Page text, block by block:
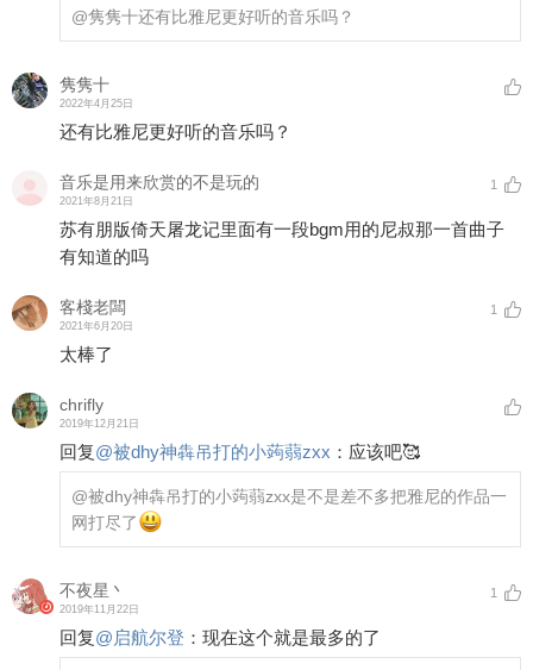
@隽隽十还有比雅尼更好听的音乐吗？
隽隽十
2022年4月25日
还有比雅尼更好听的音乐吗？
音乐是用来欣赏的不是玩的
2021年8月21日
1
苏有朋版倚天屠龙记里面有一段bgm用的尼叔那一首曲子
有知道的吗
客棧老闆
2021年6月20日
1
太棒了
chrifly
2019年12月21日
回复@被dhy神犇吊打的小蒟蒻zxx ： 应该吧🥰
@被dhy神犇吊打的小蒟蒻zxx是不是差不多把雅尼的作品一
网打尽了
不夜星丶
2019年11月22日
1
回复@启航尔登 ： 现在这个就是最多的了